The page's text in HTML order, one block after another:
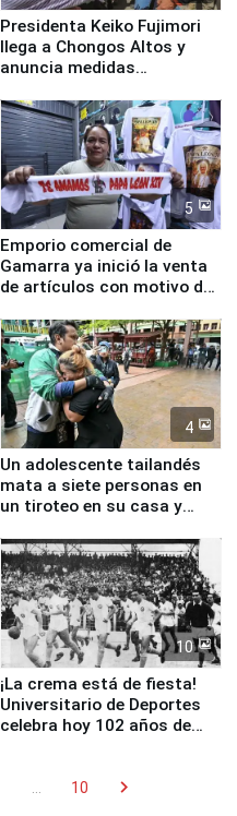
Presidenta Keiko Fujimori
llega a Chongos Altos y
anuncia medidas
educación, salud y empleo
5
Emporio comercial de
Gamarra ya inició la venta
de artículos con motivo de
4
Un adolescente tailandés
mata a siete personas en
un tiroteo en su casa y
10
¡La crema está de fiesta!
Universitario de Deportes
celebra hoy 102 años de
10 chevron_right